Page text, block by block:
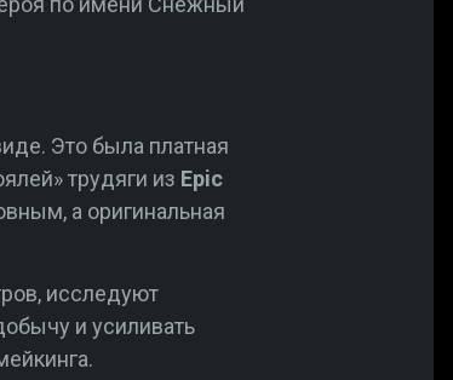
Это была платная
трудяги из Epic
а оригинальная
исследуют
и усиливать